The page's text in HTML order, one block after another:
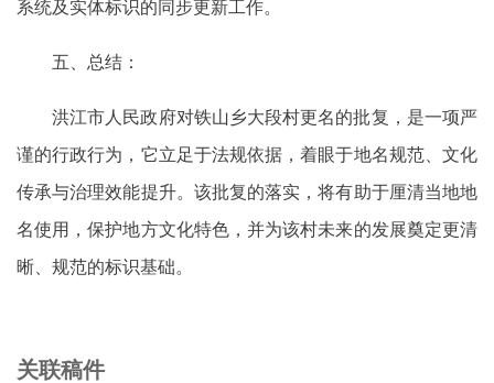
系统及实体标识的同步更新工作。
五、总结：
洪江市人民政府对铁山乡大段村更名的批复，是一项严
谨的行政行为，它立足于法规依据，着眼于地名规范、文化
传承与治理效能提升。该批复的落实，将有助于厘清当地地
名使用，保护地方文化特色，并为该村未来的发展奠定更清
晰、规范的标识基础。
关联稿件